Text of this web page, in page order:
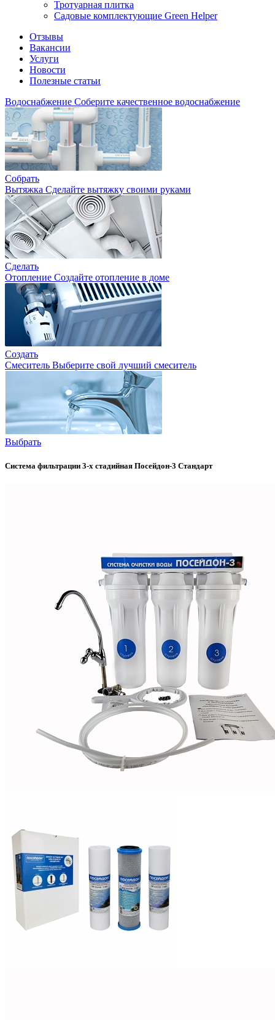
Тротуарная плитка
Садовые комплектующие Green Helper
Отзывы
Вакансии
Услуги
Новости
Полезные статьи
Водоснабжение Соберите качественное водоснабжение
Собрать
Вытяжка Сделайте вытяжку своими руками
Сделать
Отопление Создайте отопление в доме
Создать
Смеситель Выберите свой лучший смеситель
Выбрать
Система фильтрации 3-х стадийная Посейдон-3 Стандарт